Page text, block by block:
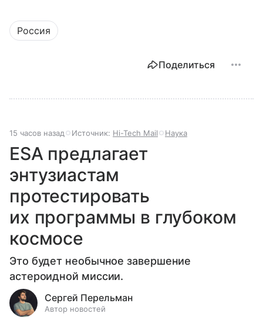
Россия
Поделиться
15 часов назад Источник: Hi-Tech Mail Наука
ESA предлагает
энтузиастам
протестировать
их программы в глубоком
космосе
Это будет необычное завершение
астероидной миссии.
Сергей Перельман
Автор новостей